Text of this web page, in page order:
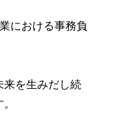
における事務負
来を生みだし続